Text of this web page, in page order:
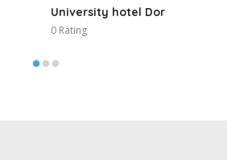
University hotel Dor
0 Rating